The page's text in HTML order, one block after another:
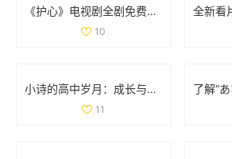
《护心》电视剧全剧免费播放链接和观看指南分享
10
小诗的高中岁月：成长与梦想交织的日记分享
11